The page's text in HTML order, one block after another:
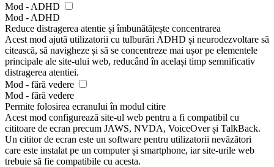
Mod - ADHD
Mod - ADHD
Reduce distragerea atentie și îmbunătățește concentrarea
Acest mod ajută utilizatorii cu tulburări ADHD și neurodezvoltare să
citească, să navigheze și să se concentreze mai ușor pe elementele
principale ale site-ului web, reducând în același timp semnificativ
distragerea atentiei.
Mod - fără vedere
Mod - fără vedere
Permite folosirea ecranului în modul citire
Acest mod configurează site-ul web pentru a fi compatibil cu
cititoare de ecran precum JAWS, NVDA, VoiceOver și TalkBack.
Un cititor de ecran este un software pentru utilizatorii nevăzători
care este instalat pe un computer și smartphone, iar site-urile web
trebuie să fie compatibile cu acesta.